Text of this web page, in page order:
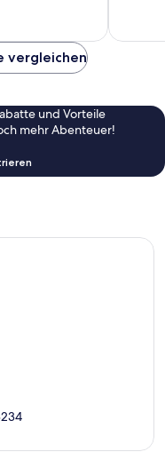
vergleichen
und Vorteile
mehr Abenteuer!